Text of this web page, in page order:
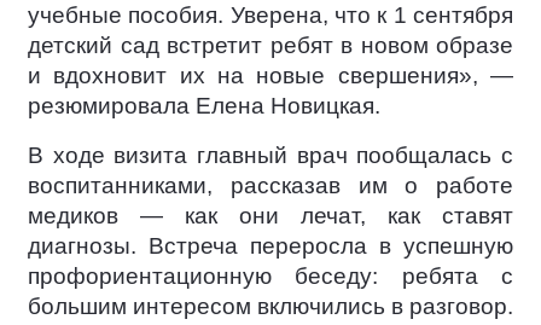
учебные пособия. Уверена, что к 1 сентября
детский сад встретит ребят в новом образе
и вдохновит их на новые свершения», —
резюмировала Елена Новицкая.
В ходе визита главный врач пообщалась с
воспитанниками, рассказав им о работе
медиков — как они лечат, как ставят
диагнозы. Встреча переросла в успешную
профориентационную беседу: ребята с
большим интересом включились в разговор.